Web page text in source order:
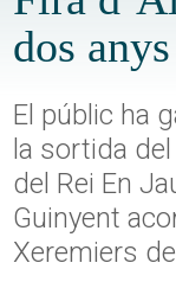
dos
El públic ha
la sortida
del Rei En
Guinyent
Xeremiers